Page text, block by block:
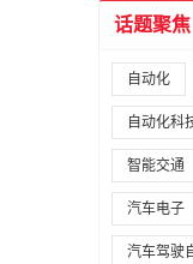
话题聚焦
自动化
自动化科
智能交通
汽车电子
汽车驾驶